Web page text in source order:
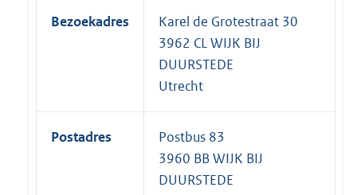
Bezoekadres
Karel de Grotestraat 30
3962 CL WIJK BIJ
DUURSTEDE
Utrecht
Postadres
Postbus 83
3960 BB WIJK BIJ
DUURSTEDE